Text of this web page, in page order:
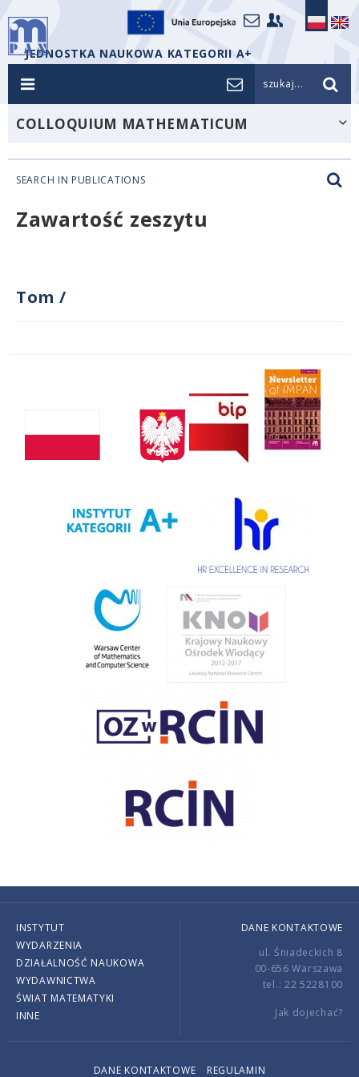
JEDNOSTKA NAUKOWA KATEGORII A+
szukaj...
COLLOQUIUM MATHEMATICUM
SEARCH IN PUBLICATIONS
Zawartość zeszytu
Tom /
INSTYTUT
WYDARZENIA
DZIAŁALNOŚĆ NAUKOWA
WYDAWNICTWA
ŚWIAT MATEMATYKI
INNE
DANE KONTAKTOWE
ul. Śniadeckich 8
00-656 Warszawa
tel.: 22 5228100
Jak dojechać?
DANE KONTAKTOWE REGULAMIN